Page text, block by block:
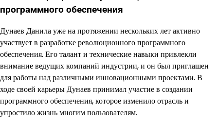
программного обеспечения
Дунаев Данила уже на протяжении нескольких лет активно
участвует в разработке революционного программного
обеспечения. Его талант и технические навыки привлекли
внимание ведущих компаний индустрии, и он был приглашен
для работы над различными инновационными проектами. В
ходе своей карьеры Дунаев принимал участие в создании
программного обеспечения, которое изменило отрасль и
упростило жизнь многим пользователям.